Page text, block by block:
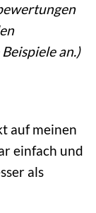
an.)
auf meinen
einfach und
als